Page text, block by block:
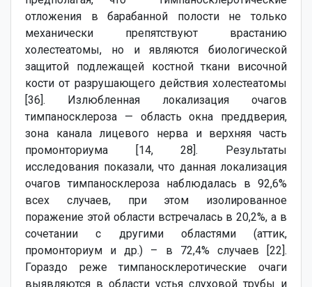
отложения в барабанной полости не только
механически препятствуют врастанию
холестеатомы, но и являются биологической
защитой подлежащей костной ткани височной
кости от разрушающего действия холестеатомы
[36]. Излюбленная локализация очагов
тимпаносклероза — область окна преддверия,
зона канала лицевого нерва и верхняя часть
промонториума [14, 28]. Результаты
исследования показали, что данная локализация
очагов тимпаносклероза наблюдалась в 92,6%
всех случаев, при этом изолированное
поражение этой области встречалась в 20,2%, а в
сочетании с другими областями (аттик,
промонториум и др.) – в 72,4% случаев [22].
Гораздо реже тимпаносклеротические очаги
выявляются в области устья слуховой трубы и